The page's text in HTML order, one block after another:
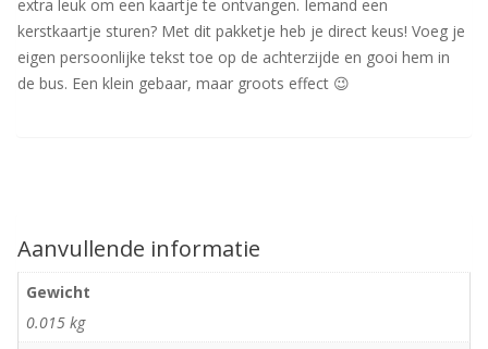
extra leuk om een kaartje te ontvangen. Iemand een
kerstkaartje sturen? Met dit pakketje heb je direct keus! Voeg je
eigen persoonlijke tekst toe op de achterzijde en gooi hem in
de bus. Een klein gebaar, maar groots effect 😉
Aanvullende informatie
Gewicht
0.015 kg